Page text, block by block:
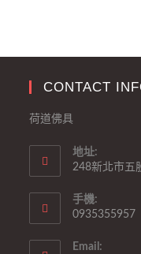
CONTACT
荷道佛具
地址:
248新北市五
手機:
0935355957
Email: